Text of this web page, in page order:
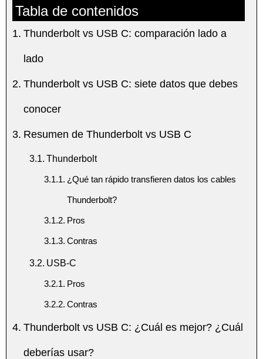
Tabla de contenidos
Thunderbolt vs USB C: comparación lado a
lado
Thunderbolt vs USB C: siete datos que debes
conocer
Resumen de Thunderbolt vs USB C
Thunderbolt
¿Qué tan rápido transfieren datos los cables
Thunderbolt?
Pros
Contras
USB-C
Pros
Contras
Thunderbolt vs USB C: ¿Cuál es mejor? ¿Cuál
deberías usar?